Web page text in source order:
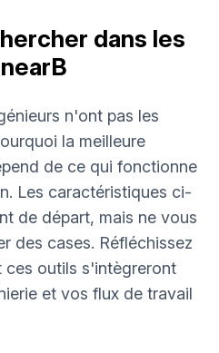
dans les
n'ont pas les
la meilleure
de ce qui fonctionne
Les caractéristiques ci-
de départ, mais ne vous
des cases. Réfléchissez
ces outils s'intègreront
et vos flux de travail